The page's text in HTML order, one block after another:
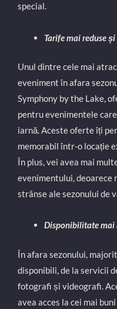
special.
Tarife mai reduse
Unul dintre cele mai
eveniment în afara
Symphony by the Lake,
pentru evenimentele
iarnă. Aceste oferte îți
memorabil într-o locație
În plus, vei avea mai
evenimentului,
strânse ale sezonului de
Disponibilitate mai
În afara sezonului,
disponibili, de la servicii
fotografi și videografi.
avea acces la cei mai